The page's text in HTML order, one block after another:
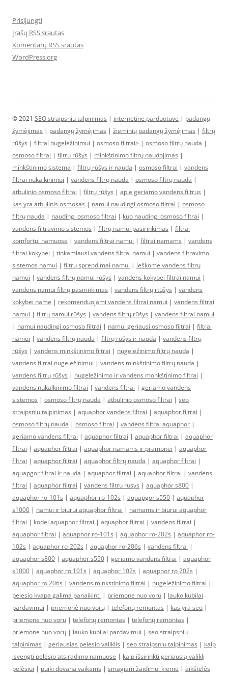
Prisijungti
Įrašų RSS srautas
Komentarų RSS srautas
WordPress.org
© 2021 SEO straipsniu talpinimas | internetine parduotuve | padangų
žymėjimas | padangų žymėjimas | žieminių padangų žymėjimas | filtrų
rūšys | filtrai nugeležinimui | osmoso filtrai> | osmoso filtrų nauda |
osmoso filtrai | filtrų rūšys | minkštinimo filtrų naudojimas |
minkštinimo sistema | filtrų rūšys ir nauda | osmoso filtrai | vandens
filtrai nukalkinimui | vandens filtrų nauda | osmoso filtrų nauda |
atbulinio osmoso filtrai | filtrų rūšys | apie geriamo vandens filtrus |
kas yra atbulinis osmosas | namui naudingi osmoso filtrai | osmoso
filtrų nauda | naudingi osmoso filtrai | kuo naudingi osmoso filtrai |
vandens filtravimo sistemos | filtrų namui pasirinkimas | filtrai
komfortui namuose | vandens filtrai namui | filtrai namams | vandens
filtrai kokybei | tinkamiausi vandens filtrai namui | vandens filtravimo
sistemos namui | filtrų sprendimai namui | ieškome vandens filtrų
namui | vandens filtrų namui rūšys | vandens kokybei filtrai namui |
vandens namui filtrų pasirinkimas | vandens filtrų rtūšys | vandens
kokybei name | rekomenduojami vandens filtrai namui | vandens filtrai
namui | filtrų namui rūšys | vandens filtrų rūšys | vandens filtrai namui
| namui naudingi osmoso filtrai | namui geriausi osmoso filtrai | filtrai
namui | vandens filtrų nauda | filtrų rūšys ir nauda | vandens filtrų
rūšys | vandens minkštinimo filtrai | nugeležinimo filtrų nauda |
vandens filtrai nugeležinimui | vandens minkštinimo filtrų nauda |
vandens filtrų rūšys | nugeležinimo ir vandens monkštinimo filtrai |
vandens nukalkinimo filtrai | vandens filtrai | geriamo vandens
sistemos | osmoso filtrų nauda | atbulinio osmoso filtrai | seo
straipsniu talpinimas | aquaphor vandens filtrai | aquaphor filtrai |
osmoso filtrų nauda | osmoso filtrai | vandens filtrai aquaphor |
geriamo vandens filtrai | aquaphor filtrai | aquaphor filtrai | aquaphor
filtrai | aquaphor filtrai | aquaphor namams ir pramonei | aquaphor
filtrai | aquaphor filtrai | aquaphor filtrų nauda | aquaphor filtrai |
aquapgor filtrai ir nauda | aquaphor filtrai | aquaphor filtrai | vandens
filtrai | aquaphor filtrai | vandens filtru rusys | aquaphor s800 |
aquaphor ro-101s | aquaphor ro-102s | aquapgor s550 | aquaphor
s1000 | namui ir biurui aquaphor filtrai | namams ir biurui aquaphor
filtrai | kodel aquaphor filtrai | aquaphor filtrai | vandens filtrai |
aquaphor filtrai | aquaphor ro-101s | aquaphor ro-202s | aquaphor ro-
102s | aquaphor ro-202s | aquaphor ro-206s | vandens filtrai |
aquaphor s800 | aquaphor s550 | geriamo vandens filtrai | aquaphor
s1000 | aquaphor ro 101s | aquaphor 102s | aquaphor ro 202s |
aquaphor ro 206s | vandens minkstinimo filtrai | nugeležinimo filtrai |
pelesio kvapa galima panaikinti | priemone nuo voru | lauko kubilai
pardavimui | priemonė nuo vorų | telefonų remontas | kas yra seo |
priemone nuo voru | telefonų remontas | telefonų remontas |
priemonė nuo vorų | lauko kubilai pardavimui | seo straipsniu
talpinimas | geriausias pelėsio valiklis | seo straipsniu talpinimas | kaip
isvengti pelesio atsiradimo namuose | kaip išsirinkti geriausią valiklį
pelėsiui | puiki dovana vaikams | smagiam žaidimui kieme | aikštelės